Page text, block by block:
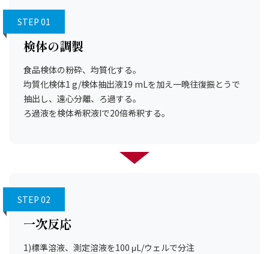
STEP 01
検体の調製
食品検体の粉砕、均質化する。
均質化検体1 g/検体抽出液19 mLを加え一晩往復振とうで
抽出し、遠心分離、ろ過する。
ろ過液を検体希釈液Iで20倍希釈する。
STEP 02
一次反応
1)標準溶液、測定溶液を100 μL/ウェルで分注